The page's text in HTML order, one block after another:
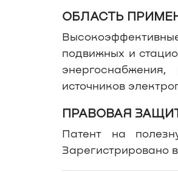
ОБЛАСТЬ
подвижных и
источников
ПРАВОВАЯ
Патент на
Зарегистрировано